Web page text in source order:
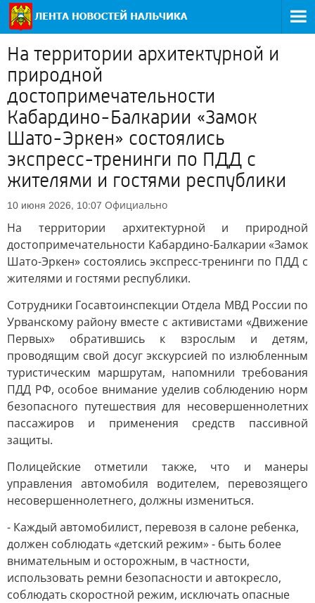
На территории архитектурной и
природной
достопримечательности
Кабардино-Балкарии «Замок
Шато-Эркен» состоялись
экспресс-тренинги по ПДД с
жителями и гостями республики
10 июня 2026, 10:07 Официально
На территории архитектурной и природной
достопримечательности Кабардино-Балкарии «Замок
Шато-Эркен» состоялись экспресс-тренинги по ПДД с
жителями и гостями республики.
Сотрудники Госавтоинспекции Отдела МВД России по
Урванскому району вместе с активистами «Движение
Первых» обратившись к взрослым и детям,
проводящим свой досуг экскурсией по излюбленным
туристическим маршрутам, напомнили требования
ПДД РФ, особое внимание уделив соблюдению норм
безопасного путешествия для несовершеннолетних
пассажиров и применения средств пассивной
защиты.
Полицейские отметили также, что и манеры
управления автомобиля водителем, перевозящего
несовершеннолетнего, должны измениться.
- Каждый автомобилист, перевозя в салоне ребенка,
должен соблюдать «детский режим» - быть более
внимательным и осторожным, в частности,
использовать ремни безопасности и автокресло,
соблюдать скоростной режим, исключать опасные